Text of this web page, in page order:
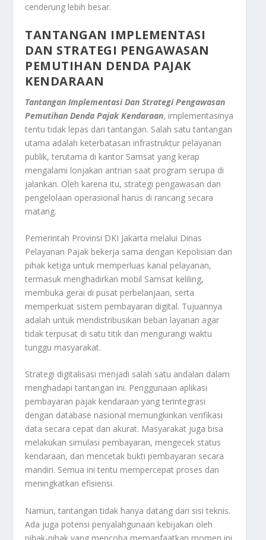
cenderung lebih besar.
TANTANGAN IMPLEMENTASI
DAN STRATEGI PENGAWASAN
PEMUTIHAN DENDA PAJAK
KENDARAAN
Tantangan Implementasi Dan Strategi Pengawasan
Pemutihan Denda Pajak Kendaraan, implementasinya
tentu tidak lepas dari tantangan. Salah satu tantangan
utama adalah keterbatasan infrastruktur pelayanan
publik, terutama di kantor Samsat yang kerap
mengalami lonjakan antrian saat program serupa di
jalankan. Oleh karena itu, strategi pengawasan dan
pengelolaan operasional harus di rancang secara
matang.
Pemerintah Provinsi DKI Jakarta melalui Dinas
Pelayanan Pajak bekerja sama dengan Kepolisian dan
pihak ketiga untuk memperluas kanal pelayanan,
termasuk menghadirkan mobil Samsat keliling,
membuka gerai di pusat perbelanjaan, serta
memperkuat sistem pembayaran digital. Tujuannya
adalah untuk mendistribusikan beban layanan agar
tidak terpusat di satu titik dan mengurangi waktu
tunggu masyarakat.
Strategi digitalisasi menjadi salah satu andalan dalam
menghadapi tantangan ini. Penggunaan aplikasi
pembayaran pajak kendaraan yang terintegrasi
dengan database nasional memungkinkan verifikasi
data secara cepat dan akurat. Masyarakat juga bisa
melakukan simulasi pembayaran, mengecek status
kendaraan, dan mencetak bukti pembayaran secara
mandiri. Semua ini tentu mempercepat proses dan
meningkatkan efisiensi.
Namun, tantangan tidak hanya datang dari sisi teknis.
Ada juga potensi penyalahgunaan kebijakan oleh